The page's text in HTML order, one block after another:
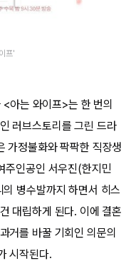
프'
아는 와이프>는 한 번의
러브스토리를 그린 드라
가정불화와 팍팍한 직장생
주인공인 서우진(한지민
병수발까지 하면서 히스
대립하게 된다. 이에 결혼
거를 바꿀 기회인 의문의
시작된다.